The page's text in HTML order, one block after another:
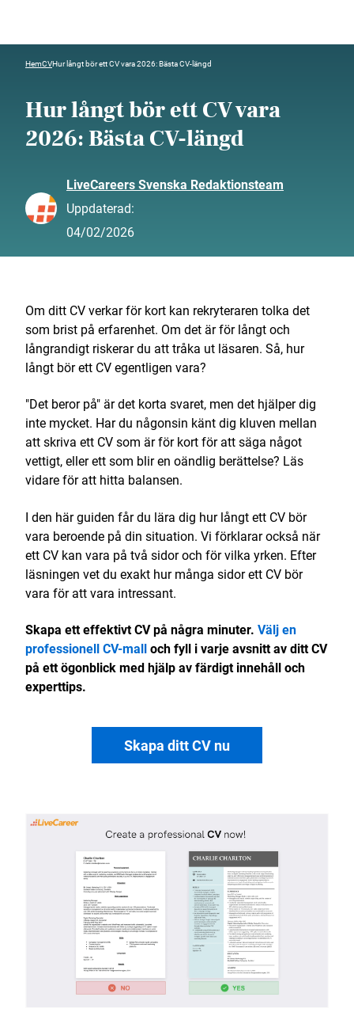
HemCVHur långt bör ett CV vara 2026: Bästa CV-längd
Hur långt bör ett CV vara
2026: Bästa CV-längd
LiveCareers Svenska Redaktionsteam
Uppdaterad:
04/02/2026
Om ditt CV verkar för kort kan rekryteraren tolka det
som brist på erfarenhet. Om det är för långt och
långrandigt riskerar du att tråka ut läsaren. Så, hur
långt bör ett CV egentligen vara?
"Det beror på" är det korta svaret, men det hjälper dig
inte mycket. Har du någonsin känt dig kluven mellan
att skriva ett CV som är för kort för att säga något
vettigt, eller ett som blir en oändlig berättelse? Läs
vidare för att hitta balansen.
I den här guiden får du lära dig hur långt ett CV bör
vara beroende på din situation. Vi förklarar också när
ett CV kan vara på två sidor och för vilka yrken. Efter
läsningen vet du exakt hur många sidor ett CV bör
vara för att vara intressant.
Skapa ett effektivt CV på några minuter. Välj en
professionell CV-malloch fyll i varje avsnitt av ditt CV
på ett ögonblick med hjälp av färdigt innehåll och
experttips.
Skapa ditt CV nu